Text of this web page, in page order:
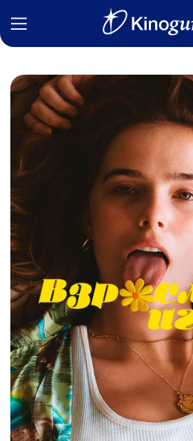
Фильмы
Статьи
Новости
Рецензии
О нас
Авторы